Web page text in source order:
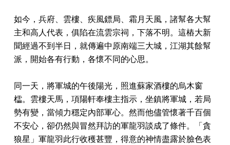
如今，兵府、雲樓、疾風鏢局、霜月天風，諸幫各大幫
主和高人代表，俱陷在流雲宗祠，下落不明。這樁大新
聞經過不到半日，就傳遍中原南端三大城，江湖其餘幫
派，開始各有行動，各懷不同的心思。
同一天，將軍城的午後陽光，照進蘇家酒樓的烏木窗
櫺。雲樓天馬，項陽軒奉樓主指示，坐鎮將軍城，若局
勢有變，當傾力穩定內部軍心。然而他儘管懷著千百個
不安心，卻仍然與冒然拜訪的軍龍羽談成了條件。「貪
狼星」軍龍羽此行收穫甚豐，得意的神情盡露於臉色表